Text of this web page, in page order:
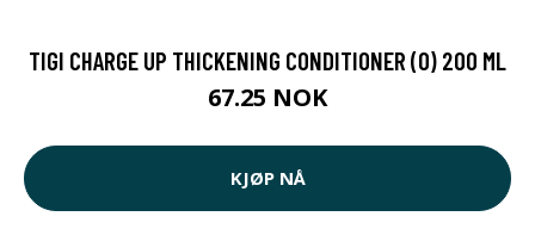
TIGI CHARGE UP THICKENING CONDITIONER (O) 200 ML
67.25 NOK
KJØP NÅ